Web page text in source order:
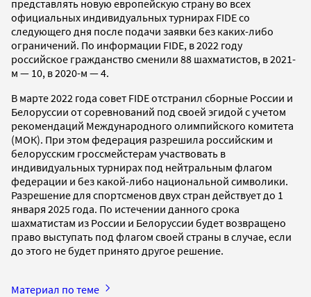
представлять новую европейскую страну во всех
официальных индивидуальных турнирах FIDE со
следующего дня после подачи заявки без каких-либо
ограничений. По информации FIDE, в 2022 году
российское гражданство сменили 88 шахматистов, в 2021-
м — 10, в 2020-м — 4.
В марте 2022 года совет FIDE отстранил сборные России и
Белоруссии от соревнований под своей эгидой с учетом
рекомендаций Международного олимпийского комитета
(МОК). При этом федерация разрешила российским и
белорусским гроссмейстерам участвовать в
индивидуальных турнирах под нейтральным флагом
федерации и без какой-либо национальной символики.
Разрешение для спортсменов двух стран действует до 1
января 2025 года. По истечении данного срока
шахматистам из России и Белоруссии будет возвращено
право выступать под флагом своей страны в случае, если
до этого не будет принято другое решение.
Материал по теме